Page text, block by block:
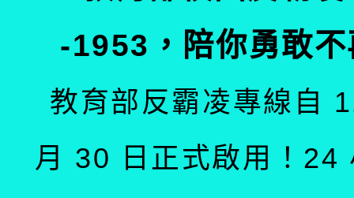
-1953，陪你勇敢
教育部反霸凌專線自
月 30 日正式啟用！24